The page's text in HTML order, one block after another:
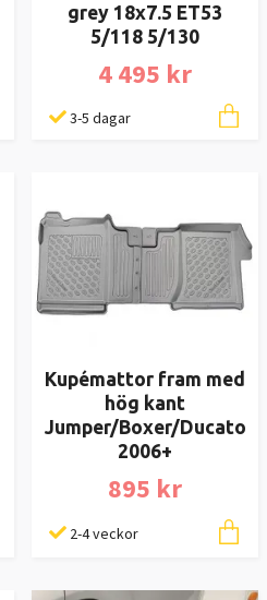
grey 18x7.5 ET53
5/118 5/130
4 495 kr
3-5 dagar
Kupémattor fram med
hög kant
Jumper/Boxer/Ducato
2006+
895 kr
2-4 veckor